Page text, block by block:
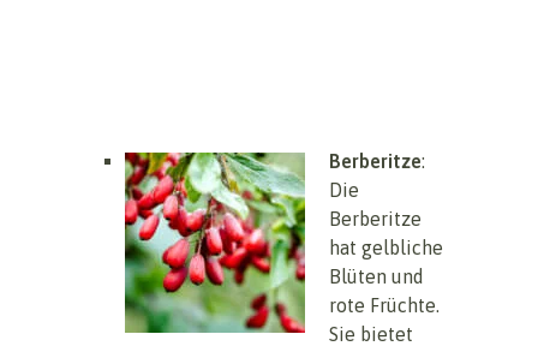
Berberitze:
Die
Berberitze
hat gelbliche
Blüten und
rote Früchte.
Sie bietet